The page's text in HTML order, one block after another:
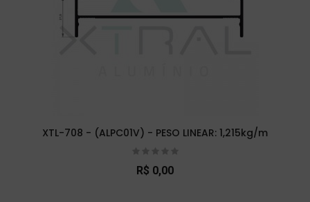
XTL-708 - (ALPC01V) - PESO LINEAR: 1,215kg/m
R$ 0,00